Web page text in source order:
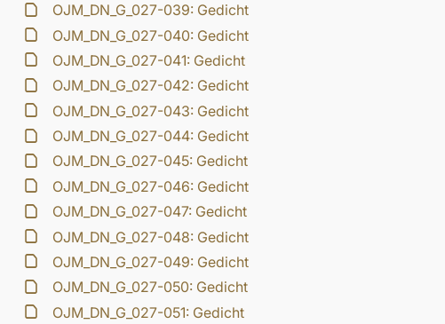
OJM_DN_G_027-039: Gedicht
OJM_DN_G_027-040: Gedicht
OJM_DN_G_027-041: Gedicht
OJM_DN_G_027-042: Gedicht
OJM_DN_G_027-043: Gedicht
OJM_DN_G_027-044: Gedicht
OJM_DN_G_027-045: Gedicht
OJM_DN_G_027-046: Gedicht
OJM_DN_G_027-047: Gedicht
OJM_DN_G_027-048: Gedicht
OJM_DN_G_027-049: Gedicht
OJM_DN_G_027-050: Gedicht
OJM_DN_G_027-051: Gedicht